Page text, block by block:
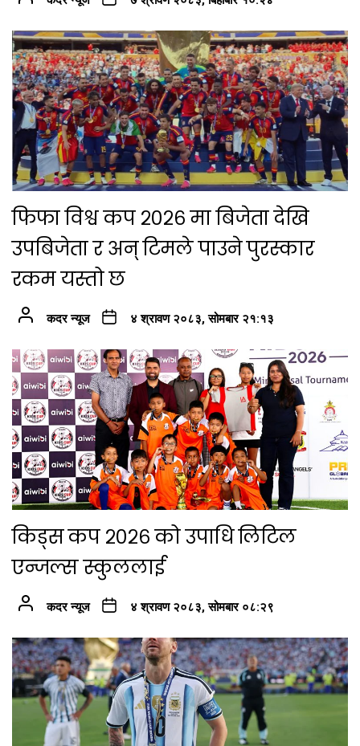
फिफा विश्व कप २०२६ मा बिजेता देखि
उपबिजेता र अन् टिमले पाउने पुरस्कार
रकम यस्तो छ
कदर न्यूज ४ श्रावण २०८३, सोमबार २१:१३
किड्स कप २०२६ को उपाधि लिटिल
एन्जल्स स्कुललाई
कदर न्यूज ४ श्रावण २०८३, सोमबार ०८:२९